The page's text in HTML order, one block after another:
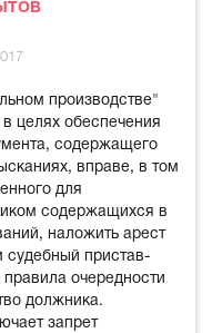
производстве"
целях обеспечения
содержащего
вправе, в том
для
содержащихся в
наложить арест
пристав-
очередности
должника.
запрет